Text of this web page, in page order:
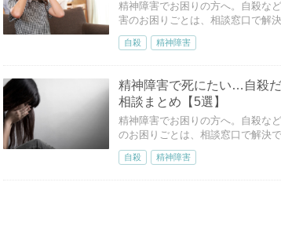
精神障害でお困りの方へ。自殺な
害のお困りごとは、相談窓口で解
自殺 精神障害
精神障害で死にたい…自殺
相談まとめ【5選】
精神障害でお困りの方へ。自殺な
のお困りごとは、相談窓口で解決
自殺 精神障害